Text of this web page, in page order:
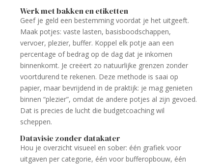
Werk met bakken en etiketten
Geef je geld een bestemming voordat je het uitgeeft.
Maak potjes: vaste lasten, basisboodschappen,
vervoer, plezier, buffer. Koppel elk potje aan een
percentage of bedrag op de dag dat je inkomen
binnenkomt. Je creëert zo natuurlijke grenzen zonder
voortdurend te rekenen. Deze methode is saai op
papier, maar bevrijdend in de praktijk: je mag genieten
binnen “plezier”, omdat de andere potjes al zijn gevoed.
Dat is precies de lucht die budgetcoaching wil
scheppen.
Datavisie zonder datakater
Hou je overzicht visueel en sober: één grafiek voor
uitgaven per categorie, één voor bufferopbouw, één